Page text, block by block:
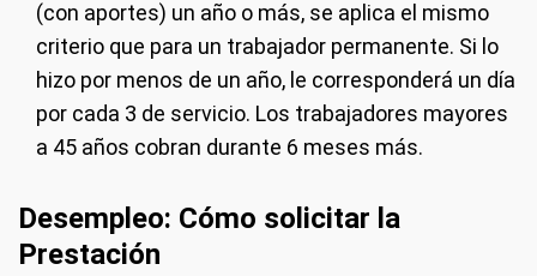
(con aportes) un año o más, se aplica el mismo
criterio que para un trabajador permanente. Si lo
hizo por menos de un año, le corresponderá un día
por cada 3 de servicio. Los trabajadores mayores
a 45 años cobran durante 6 meses más.
Desempleo: Cómo solicitar la
Prestación